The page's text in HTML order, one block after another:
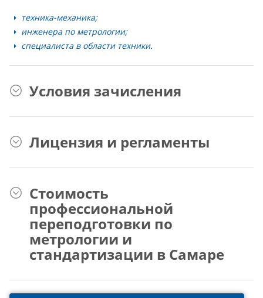
техника-механика;
инженера по метрологии;
специалиста в области техники.
Условия зачисления
Лицензия и регламенты
Стоимость
профессиональной
переподготовки по
метрологии и
стандартизации в Самаре